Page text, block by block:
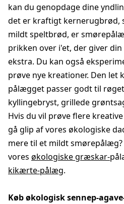
kan du genopdage dine
det er kraftigt kernerugbrød,
mildt speltbrød, er
prikken over i'et, der giver
ekstra. Du kan også
prøve nye kreationer. Den let
pålægget passer godt til
kyllingebryst, grillede
Hvis du vil prøve flere
gå glip af vores økologiske
mere til et mildt
vores økologiske græskar-
kikærte-pålæg.
Køb økologisk sennep-